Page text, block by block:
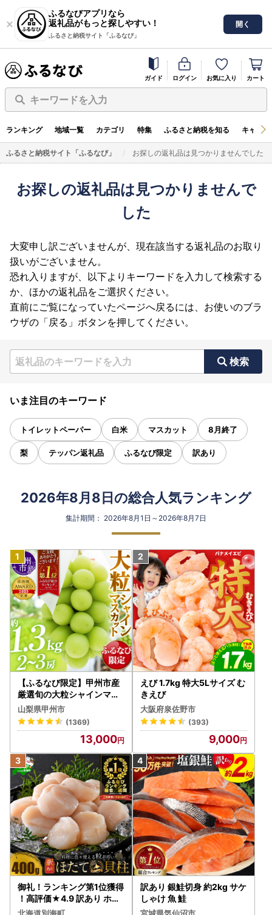
ふるなびアプリなら
返礼品がもっと探しやすい！
ふるさと納税サイト「ふるなび」
開く
ガイド ログイン お気に入り カート
キーワードを入力
ランキング 地域一覧 カテゴリ 特集 ふるさと納税を知る キャン
ふるさと納税サイト「ふるなび」 お探しの返礼品は見つかりませんでした
お探しの返礼品は見つかりませんで
した
大変申し訳ございませんが、現在該当する返礼品のお取り
扱いがございません。
恐れ入りますが、以下よりキーワードを入力して検索する
か、ほかの返礼品をご選択ください。
直前にご覧になっていたページへ戻るには、お使いのブラ
ウザの「戻る」ボタンを押してください。
検索
いま注目のキーワード
トイレットペーパー 白米 マスカット 8月終了
梨 テッパン返礼品 ふるなび限定 訳あり
2026年8月8日の総合人気ランキング
集計期間： 2026年8月1日～2026年8月7日
【ふるなび限定】甲州市産
厳選旬の大粒シャインマス
カット 約1.3kg 2～3房【2
026年発送】（MG）B12-
472 FN-Limited-VO シャ
インマスカット フルーツ
山梨県甲州市
(1369)
13,000
えび 1.7kg 特大5Lサイズ む
きえび
大阪府泉佐野市
(393)
9,000
御礼！ランキング第1位獲得
！高評価★4.9 訳あり ホタ
テ 400g（ほたて 帆立 貝柱
訳あり 銀鮭切身 約2kg サケ
しゃけ 魚 鮭